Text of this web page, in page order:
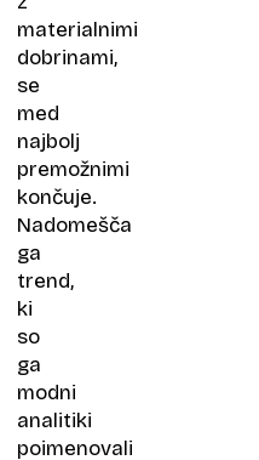
materialnimi
dobrinami,
se
med
najbolj
premožnimi
končuje.
Nadomešča
ga
trend,
ki
so
ga
modni
analitiki
poimenovali